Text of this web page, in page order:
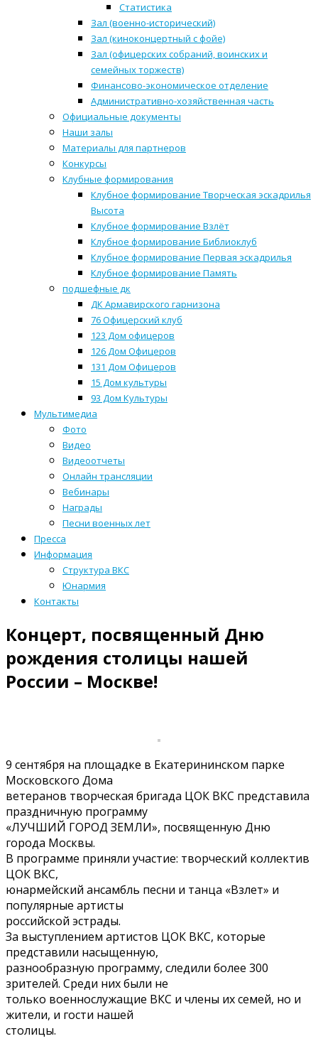
Статистика
Зал (военно-исторический)
Зал (киноконцертный с фойе)
Зал (офицерских собраний, воинских и
семейных торжеств)
Финансово-экономическое отделение
Административно-хозяйственная часть
Официальные документы
Наши залы
Материалы для партнеров
Конкурсы
Клубные формирования
Клубное формирование Творческая эскадрилья
Высота
Клубное формирование Взлёт
Клубное формирование Библиоклуб
Клубное формирование Первая эскадрилья
Клубное формирование Память
подшефные дк
ДК Армавирского гарнизона
76 Офицерский клуб
123 Дом офицеров
126 Дом Офицеров
131 Дом Офицеров
15 Дом культуры
93 Дом Культуры
Мультимедиа
Фото
Видео
Видеоотчеты
Онлайн трансляции
Вебинары
Награды
Песни военных лет
Пресса
Информация
Структура ВКС
Юнармия
Контакты
Концерт, посвященный Дню
рождения столицы нашей
России – Москве!
9 сентября на площадке в Екатерининском парке
Московского Дома
ветеранов творческая бригада ЦОК ВКС представила
праздничную программу
«ЛУЧШИЙ ГОРОД ЗЕМЛИ», посвященную Дню
города Москвы.
В программе приняли участие: творческий коллектив
ЦОК ВКС,
юнармейский ансамбль песни и танца «Взлет» и
популярные артисты
российской эстрады.
За выступлением артистов ЦОК ВКС, которые
представили насыщенную,
разнообразную программу, следили более 300
зрителей. Среди них были не
только военнослужащие ВКС и члены их семей, но и
жители, и гости нашей
столицы.